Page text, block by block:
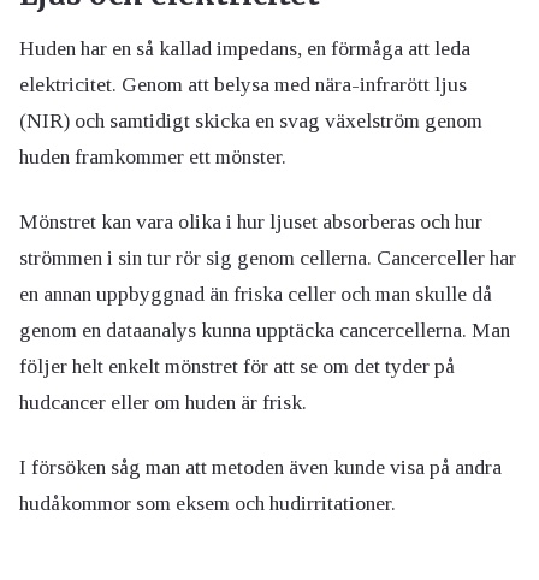
Huden har en så kallad impedans, en förmåga att leda
elektricitet. Genom att belysa med nära-infrarött ljus
(NIR) och samtidigt skicka en svag växelström genom
huden framkommer ett mönster.
Mönstret kan vara olika i hur ljuset absorberas och hur
strömmen i sin tur rör sig genom cellerna. Cancerceller har
en annan uppbyggnad än friska celler och man skulle då
genom en dataanalys kunna upptäcka cancercellerna. Man
följer helt enkelt mönstret för att se om det tyder på
hudcancer eller om huden är frisk.
I försöken såg man att metoden även kunde visa på andra
hudåkommor som eksem och hudirritationer.